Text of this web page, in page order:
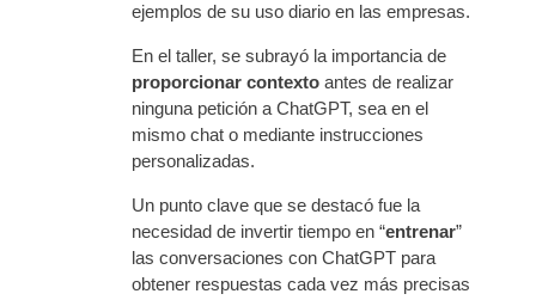
ejemplos de su uso diario en las empresas.
En el taller, se subrayó la importancia de
proporcionar contexto antes de realizar
ninguna petición a ChatGPT, sea en el
mismo chat o mediante instrucciones
personalizadas.
Un punto clave que se destacó fue la
necesidad de invertir tiempo en “entrenar”
las conversaciones con ChatGPT para
obtener respuestas cada vez más precisas